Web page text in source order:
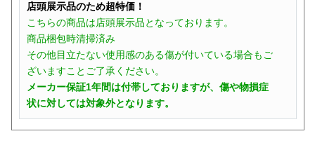
店頭展示品のため超特価！
こちらの商品は店頭展示品となっております。
商品梱包時清掃済み
その他目立たない使用感のある傷が付いている場合もご
ざいますことご了承ください。
メーカー保証1年間は付帯しておりますが、傷や物損症
状に対しては対象外となります。